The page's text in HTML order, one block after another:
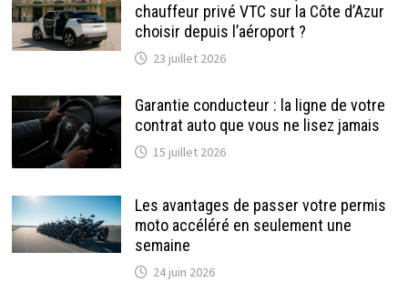
chauffeur privé VTC sur la Côte d’Azur
choisir depuis l’aéroport ?
23 juillet 2026
Garantie conducteur : la ligne de votre
contrat auto que vous ne lisez jamais
15 juillet 2026
Les avantages de passer votre permis
moto accéléré en seulement une
semaine
24 juin 2026